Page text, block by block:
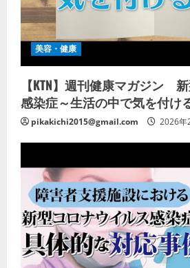
美容・健康
【KTN】週刊健康マガジン
感染症～生活の中で気を付け
pikakichi2015@gmail.com 2026年